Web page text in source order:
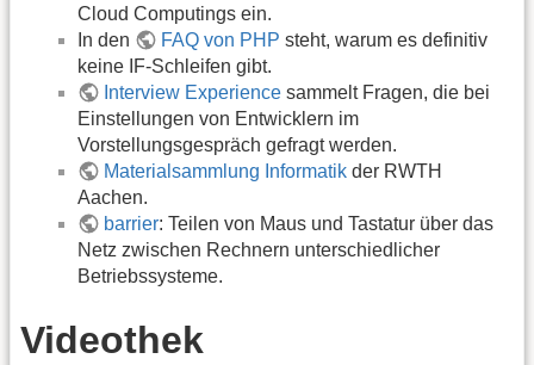
Cloud Computings ein.
In den
FAQ von PHP steht, warum es definitiv
keine IF-Schleifen gibt.
Interview Experience sammelt Fragen, die bei
Einstellungen von Entwicklern im
Vorstellungsgespräch gefragt werden.
Materialsammlung Informatik der RWTH
Aachen.
barrier: Teilen von Maus und Tastatur über das
Netz zwischen Rechnern unterschiedlicher
Betriebssysteme.
Videothek